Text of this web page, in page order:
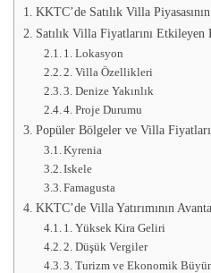
KKTC’de Satılık Villa
Satılık Villa Fiyatlarını Etkileyen
1. Lokasyon
2. Villa Özellikleri
3. Denize Yakınlık
4. Proje Durumu
Popüler Bölgeler ve Villa Fiyatları
Kyrenia
Iskele
Famagusta
KKTC’de Villa Yatırımının
1. Yüksek Kira Geliri
2. Düşük Vergiler
3. Turizm ve Ekonomik